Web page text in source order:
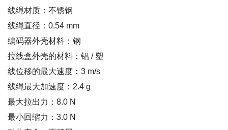
线绳材质：不锈钢
线绳直径：0.54 mm
编码器外壳材料：钢
拉线盒外壳的材料：铝 / 塑
线位移的最大速度：3 m/s
线绳最大加速度：2.4 g
最大拉出力：8.0 N
最小回缩力：3.0 N